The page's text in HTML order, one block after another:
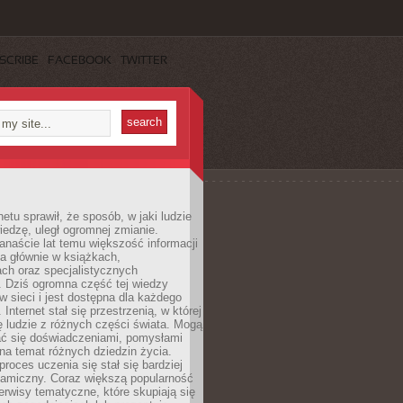
FACEBOOK TWITTER
sprawił, że sposób, w jaki ludzie
uległ ogromnej zmianie.
lat temu większość informacji
głównie w książkach,
oraz specjalistycznych
Dziś ogromna część tej wiedzy
sieci i jest dostępna dla każdego
Internet stał się przestrzenią, w której
ludzie z różnych części świata. Mogą
się doświadczeniami, pomysłami
temat różnych dziedzin życia.
uczenia się stał się bardziej
Coraz większą popularność
tematyczne, które skupiają się